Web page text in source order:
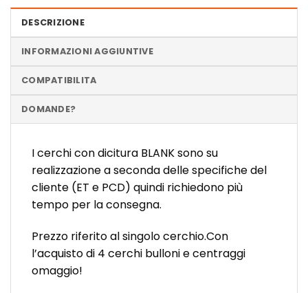
DESCRIZIONE
INFORMAZIONI AGGIUNTIVE
COMPATIBILITA
DOMANDE?
I cerchi con dicitura BLANK sono su
realizzazione a seconda delle specifiche del
cliente (ET e PCD) quindi richiedono più
tempo per la consegna.
Prezzo riferito al singolo cerchio.Con
l’acquisto di 4 cerchi bulloni e centraggi
omaggio!